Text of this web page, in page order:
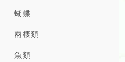
蝴蝶
兩棲類
魚類